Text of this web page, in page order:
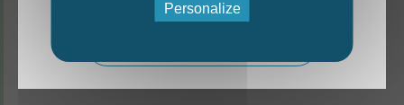
Personalize